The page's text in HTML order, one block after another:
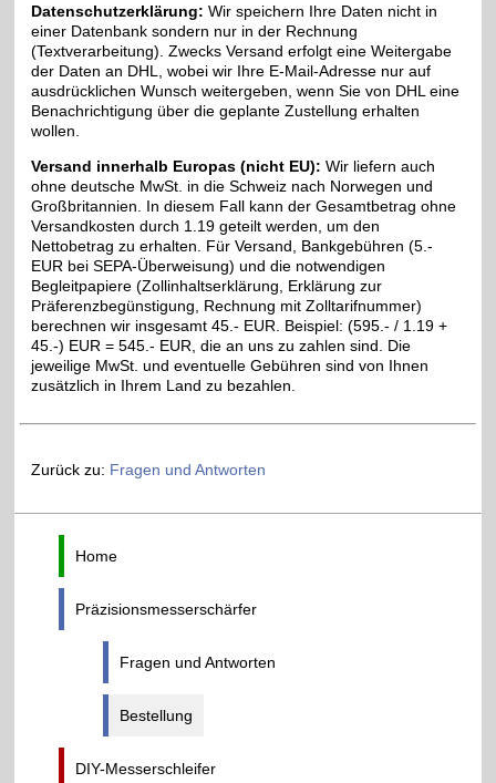
Datenschutzerklärung: Wir speichern Ihre Daten nicht in
einer Datenbank sondern nur in der Rechnung
(Textverarbeitung). Zwecks Versand erfolgt eine Weitergabe
der Daten an DHL, wobei wir Ihre E-Mail-Adresse nur auf
ausdrücklichen Wunsch weitergeben, wenn Sie von DHL eine
Benachrichtigung über die geplante Zustellung erhalten
wollen.
Versand innerhalb Europas (nicht EU): Wir liefern auch
ohne deutsche MwSt. in die Schweiz nach Norwegen und
Großbritannien. In diesem Fall kann der Gesamtbetrag ohne
Versandkosten durch 1.19 geteilt werden, um den
Nettobetrag zu erhalten. Für Versand, Bankgebühren (5.-
EUR bei SEPA-Überweisung) und die notwendigen
Begleitpapiere (Zollinhaltserklärung, Erklärung zur
Präferenzbegünstigung, Rechnung mit Zolltarifnummer)
berechnen wir insgesamt 45.- EUR. Beispiel: (595.- / 1.19 +
45.-) EUR = 545.- EUR, die an uns zu zahlen sind. Die
jeweilige MwSt. und eventuelle Gebühren sind von Ihnen
zusätzlich in Ihrem Land zu bezahlen.
Zurück zu: Fragen und Antworten
Home
Präzisionsmesserschärfer
Fragen und Antworten
Bestellung
DIY-Messerschleifer